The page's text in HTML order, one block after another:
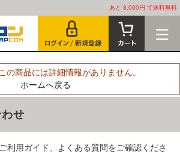
あと 8,000円 で送料無料
の商品には詳細情報がありません。
ホームへ戻る
せ
利用ガイド、よくある質問をご確認くださ